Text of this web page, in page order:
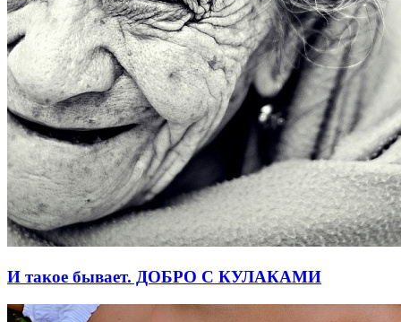
И такое бывает. ДОБРО С КУЛАКАМИ